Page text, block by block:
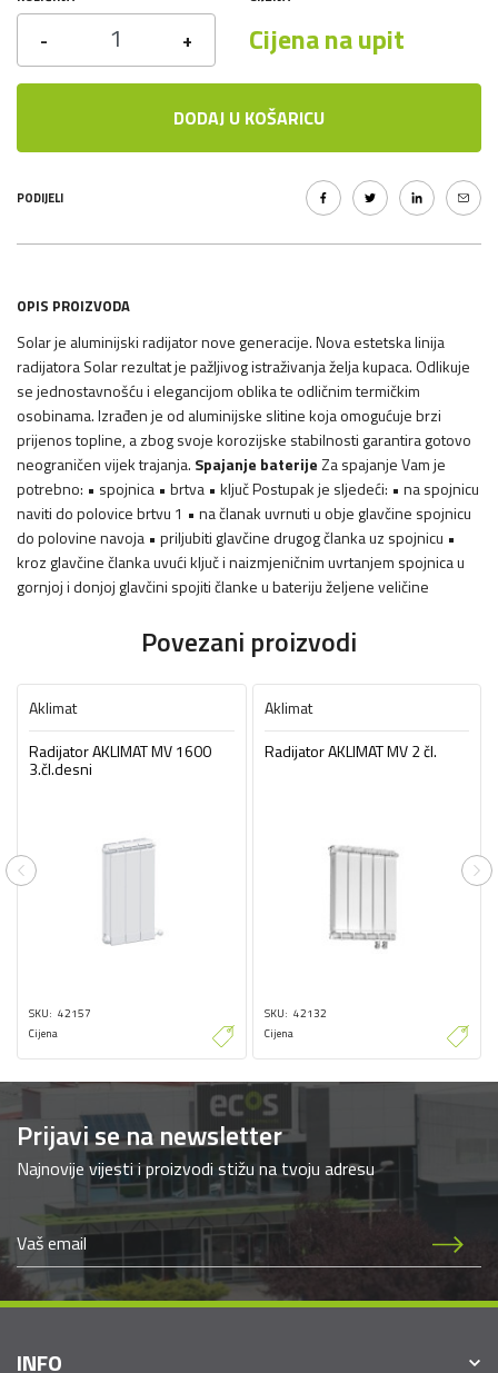
- + Cijena na upit
DODAJ U KOŠARICU
PODIJELI
OPIS PROIZVODA
Solar je aluminijski radijator nove generacije. Nova estetska linija
radijatora Solar rezultat je pažljivog istraživanja želja kupaca. Odlikuje
se jednostavnošću i elegancijom oblika te odličnim termičkim
osobinama. Izrađen je od aluminijske slitine koja omogućuje brzi
prijenos topline, a zbog svoje korozijske stabilnosti garantira gotovo
neograničen vijek trajanja. Spajanje baterijeZa spajanje Vam je
potrebno: • spojnica • brtva • ključ Postupak je sljedeći: • na spojnicu
naviti do polovice brtvu 1 • na članak uvrnuti u obje glavčine spojnicu
do polovine navoja • priljubiti glavčine drugog članka uz spojnicu •
kroz glavčine članka uvući ključ i naizmjeničnim uvrtanjem spojnica u
gornjoj i donjoj glavčini spojiti članke u bateriju željene veličine
Povezani proizvodi
Aklimat
Radijator AKLIMAT MV 1600
3.čl.desni
SKU 42157
Cijena
Aklimat
Radijator AKLIMAT MV 2 čl.
SKU 42132
Cijena
Previous
Prijavi se na newsletter
Najnovije vijesti i proizvodi stižu na tvoju adresu
INFO